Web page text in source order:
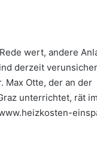
wert, andere
derzeit
Max Otte, der an der
unterrichtet, rät